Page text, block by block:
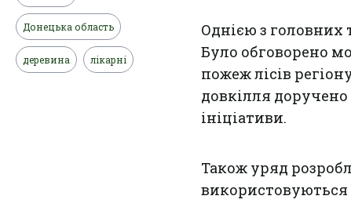
Донецька область
деревина лікарні
Однією з головних
Було обговорено
пожеж лісів
довкілля доручено
ініціативи.
Також уряд